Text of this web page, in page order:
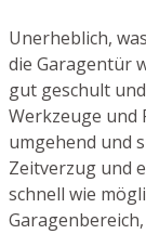
Unerheblich,
die Garagentür
gut geschult
Werkzeuge und
umgehend und
Zeitverzug und
schnell wie